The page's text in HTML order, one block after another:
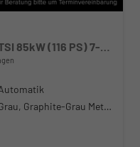
Monte Carlo (Monte Carlo) 1.0 TSI 85kW (116 PS) 7-Gang DSG
Grau, Graphite-Grau Metallic (5X)